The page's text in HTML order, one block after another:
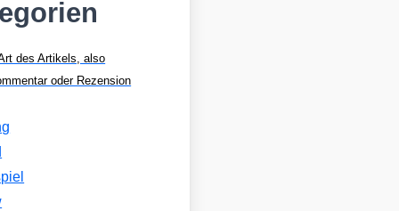
des Artikels, also
oder Rezension